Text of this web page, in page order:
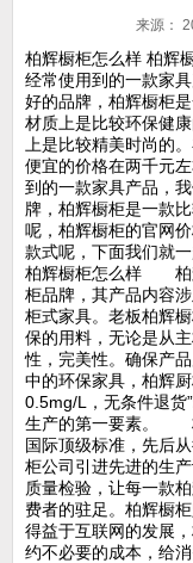
来源：
柏辉橱柜怎么样 柏辉
经常使用到的一款家
好的品牌，柏辉橱柜
材质上是比较环保健
上是比较精美时尚的
便宜的价格在两千元
到的一款家具产品，
牌，柏辉橱柜是一款
呢，柏辉橱柜的官网
款式呢，下面我们就
柏辉橱柜怎么样 柏
柜品牌，其产品内容
柜式家具。老板柏辉
保的用料，无论是从
性，完美性。确保产
中的环保家具，柏辉
0.5mg/L，无条件退货
生产的第一要素。
国际顶级标准，先后
柜公司引进先进的生
质量检验，让每一款
费者的驻足。柏辉橱
得益于互联网的发展
约不必要的成本，给